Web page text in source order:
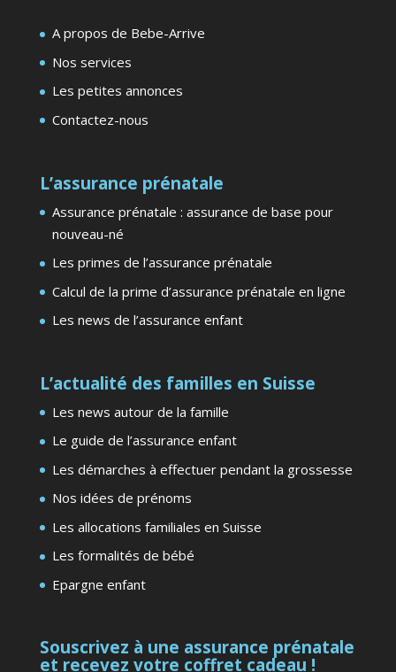
A propos de Bebe-Arrive
Nos services
Les petites annonces
Contactez-nous
L’assurance prénatale
Assurance prénatale : assurance de base pour
nouveau-né
Les primes de l’assurance prénatale
Calcul de la prime d’assurance prénatale en ligne
Les news de l’assurance enfant
L’actualité des familles en Suisse
Les news autour de la famille
Le guide de l’assurance enfant
Les démarches à effectuer pendant la grossesse
Nos idées de prénoms
Les allocations familiales en Suisse
Les formalités de bébé
Epargne enfant
Souscrivez à une assurance prénatale
et recevez votre coffret cadeau !